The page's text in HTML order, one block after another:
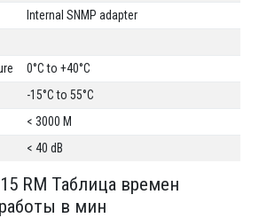
Internal SNMP adapter
0°C to +40°C
-15°C to 55°C
< 3000 M
< 40 dB
RM Таблица времен
в мин